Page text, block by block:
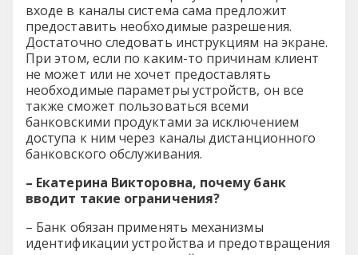
входе в каналы система сама предложит
предоставить необходимые разрешения.
Достаточно следовать инструкциям на экране.
При этом, если по каким-то причинам клиент
не может или не хочет предоставлять
необходимые параметры устройств, он все
также сможет пользоваться всеми
банковскими продуктами за исключением
доступа к ним через каналы дистанционного
банковского обслуживания.
– Екатерина Викторовна, почему банк
вводит такие ограничения?
– Банк обязан применять механизмы
идентификации устройства и предотвращения